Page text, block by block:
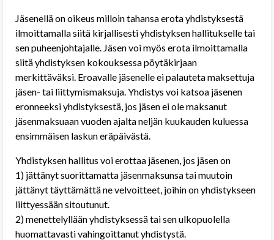
Jäsenellä on oikeus milloin tahansa erota yhdistyksestä
ilmoittamalla siitä kirjallisesti yhdistyksen hallitukselle tai
sen puheenjohtajalle. Jäsen voi myös erota ilmoittamalla
siitä yhdistyksen kokouksessa pöytäkirjaan
merkittäväksi. Eroavalle jäsenelle ei palauteta maksettuja
jäsen- tai liittymismaksuja. Yhdistys voi katsoa jäsenen
eronneeksi yhdistyksestä, jos jäsen ei ole maksanut
jäsenmaksuaan vuoden ajalta neljän kuukauden kuluessa
ensimmäisen laskun eräpäivästä.
Yhdistyksen hallitus voi erottaa jäsenen, jos jäsen on
1) jättänyt suorittamatta jäsenmaksunsa tai muutoin
jättänyt täyttämättä ne velvoitteet, joihin on yhdistykseen
liittyessään sitoutunut.
2) menettelyllään yhdistyksessä tai sen ulkopuolella
huomattavasti vahingoittanut yhdistystä.